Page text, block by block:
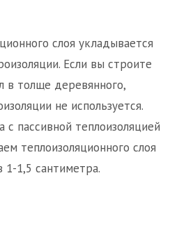
слоя укладывается
Если вы строите
в толще деревянного,
не используется.
пассивной теплоизоляцией
теплоизоляционного слоя
1-1,5 сантиметра.